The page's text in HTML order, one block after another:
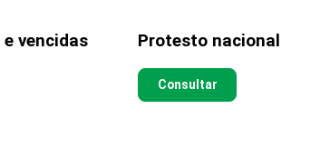
vencidas Protesto nacional
Consultar